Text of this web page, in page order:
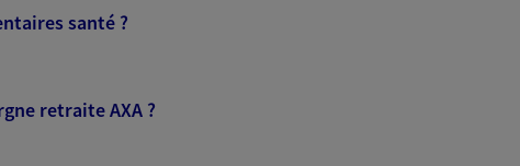
santé ?
retraite AXA ?